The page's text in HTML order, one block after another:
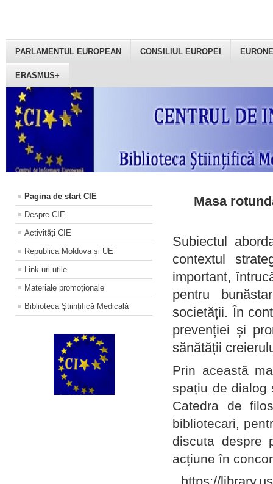
PARLAMENTUL EUROPEAN CONSILIUL EUROPEI
ERASMUS+
Pagina de start CIE
Despre CIE
Activități CIE
Republica Moldova și UE
Link-uri utile
Materiale promoţionale
Biblioteca Științifică Medicală
Masa
Subiectul
contextul
important,
pentru
societății. În
prevenției și
sănătății
Prin această
spațiu de dialog
Catedra de
bibliotecari,
discuta despre
acțiune în